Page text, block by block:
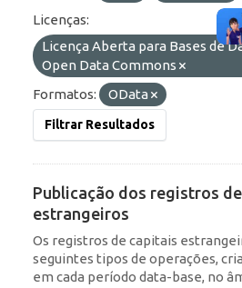
Licenças:
Licença Aberta para Bases de
Open Data Commons
Formatos:
OData
Filtrar Resultados
Publicação dos registros
estrangeiros
Os registros de capitais
seguintes tipos de operações,
em cada período data-base, no